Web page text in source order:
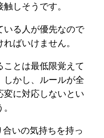
しそうです。
いる人が優先なので
ばいけません。
ことは最低限覚えて
しかし、ルールが全
変に対応しないとい
いの気持ちを持っ